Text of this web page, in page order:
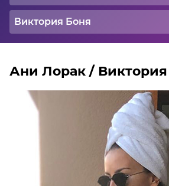
Виктория Боня
Ани Лорак /